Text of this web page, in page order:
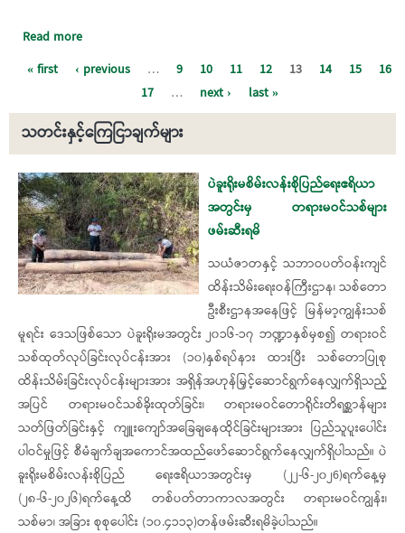
Read more
တွင် ဖြစ်ပွားခဲ့သည့် မဲမသမာမှုနှင့် တရားမဲ့ပြုကျင့်မှုများအပေါ်
စုံစမ်းစစ်ဆေးတွေ့ရှိချက်များ
Pages
« first ‹ previous … 9 10 11 12 13 14 15
16
17
… next › last »
သတင်းနှင့်ကြေငြာချက်များ
ပဲခူးရိုးမစိမ်းလန်းစိုပြည်ရေးဧရိယာ
အတွင်းမှ တရားမဝင်သစ်များ
ဖမ်းဆီးရမိ
သယံဇာတနှင့် သဘာဝပတ်ဝန်းကျင်
ထိန်းသိမ်းရေးဝန်ကြီးဌာန၊ သစ်တော
ဦးစီးဌာနအနေဖြင့် မြန်မာ့ကျွန်းသစ်
မူရင်း ဒေသဖြစ်သော ပဲခူးရိုးမအတွင်း ၂၀၁၆-၁၇ ဘဏ္ဍာနှစ်မှစ၍ တရားဝင်
သစ်ထုတ်လုပ်ခြင်းလုပ်ငန်းအား (၁၀)နှစ်ရပ်နား ထားပြီး သစ်တောပြုစု
ထိန်းသိမ်းခြင်းလုပ်ငန်းများအား အရှိန်အဟုန်မြှင့်ဆောင်ရွက်နေလျှက်ရှိသည့်
အပြင် တရားမဝင်သစ်ခိုးထုတ်ခြင်း၊ တရားမဝင်တောရိုင်းတိရစ္ဆာန်များ
သတ်ဖြတ်ခြင်းနှင့် ကျူးကျော်အခြေချနေထိုင်ခြင်းများအား ပြည်သူပူးပေါင်း
ပါဝင်မှုဖြင့် စီမံချက်ချအကောင်အထည်ဖော်ဆောင်ရွက်နေလျှက်ရှိပါသည်။ ပဲ
ခူးရိုးမစိမ်းလန်းစိုပြည် ရေးဧရိယာအတွင်းမှ (၂၂-၆-၂၀၂6)ရက်နေ့မှ
(၂၈-၆-၂၀၂၆)ရက်နေ့ထိ တစ်ပတ်တာကာလအတွင်း တရားမဝင်ကျွန်း၊
သစ်မာ၊ အခြား စုစုပေါင်း (၁၀.၄၁၁၃)တန်ဖမ်းဆီးရမိခဲ့ပါသည်။
Pages